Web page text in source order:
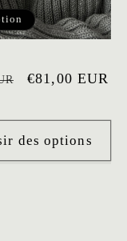
Prix
€81,00 EUR
des options